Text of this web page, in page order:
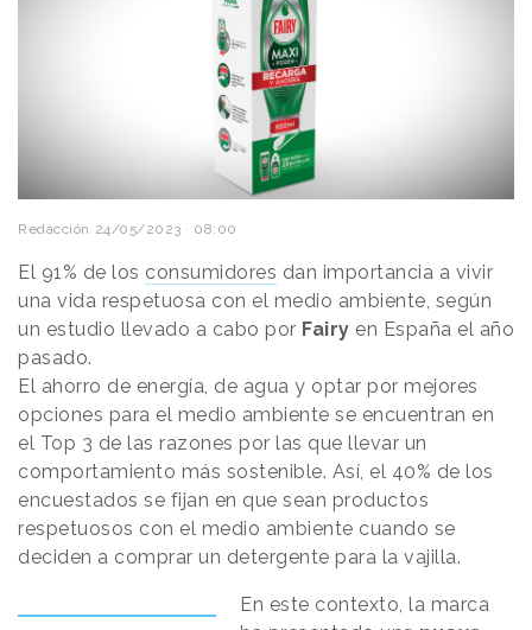
Redacción 24/05/2023 · 08:00
El 91% de los consumidores dan importancia a vivir
una vida respetuosa con el medio ambiente, según
un estudio llevado a cabo por Fairy en España el año
pasado.
El ahorro de energía, de agua y optar por mejores
opciones para el medio ambiente se encuentran en
el Top 3 de las razones por las que llevar un
comportamiento más sostenible. Así, el 40% de los
encuestados se fijan en que sean productos
respetuosos con el medio ambiente cuando se
deciden a comprar un detergente para la vajilla.
En este contexto, la marca